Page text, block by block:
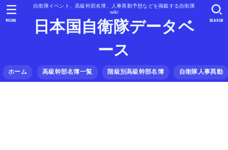
自衛隊イベント、高級幹部名簿、人事異動予想などを掲載する自衛隊
wiki
日本国自衛隊データベ
ース
ホーム 高級幹部名簿一覧 階級別高級幹部名簿 自衛隊人事異動
SEARCH
MENU